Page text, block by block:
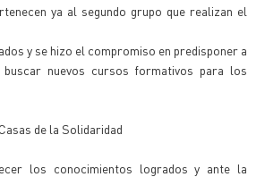
ya al segundo grupo que realizan el
y se hizo el compromiso en predisponer a
nuevos cursos formativos para los
de la Solidaridad
los conocimientos logrados y ante la